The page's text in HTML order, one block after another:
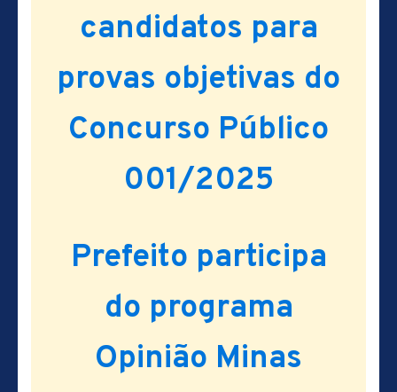
candidatos para
provas objetivas do
Concurso Público
001/2025
Prefeito participa
do programa
Opinião Minas